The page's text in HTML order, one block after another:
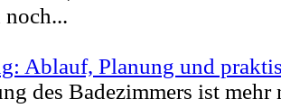
noch...
Ablauf, Planung und
des Badezimmers ist mehr